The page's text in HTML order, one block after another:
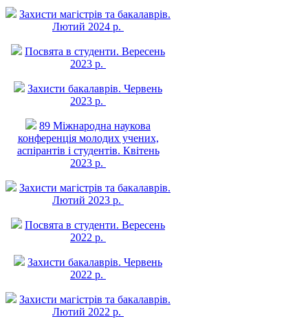
Захисти магістрів та бакалаврів.
Лютий 2024 р.
Посвята в студенти. Вересень
2023 р.
Захисти бакалаврів. Червень
2023 р.
89 Міжнародна наукова
конференція молодих учених,
аспірантів і студентів. Квітень
2023 р.
Захисти магістрів та бакалаврів.
Лютий 2023 р.
Посвята в студенти. Вересень
2022 р.
Захисти бакалаврів. Червень
2022 р.
Захисти магістрів та бакалаврів.
Лютий 2022 р.